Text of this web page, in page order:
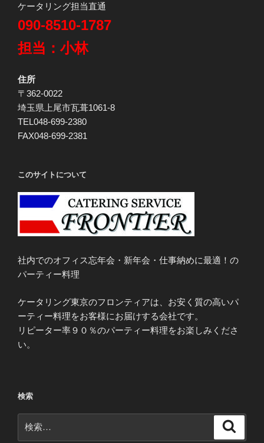
ケータリング担当直通
090-8510-1787
担当：小林
住所
〒362-0022
埼玉県上尾市瓦葺1061-8
TEL048-699-2380
FAX048-699-2381
このサイトについて
社内でのオフィス忘年会・新年会・仕事納めに最適！の
パーティー料理
ケータリング東京のフロンティアは、お安く質の高いパ
ーティー料理をお客様にお届けする会社です。
リピーター率９０％のパーティー料理をお楽しみくださ
い。
検索
索: